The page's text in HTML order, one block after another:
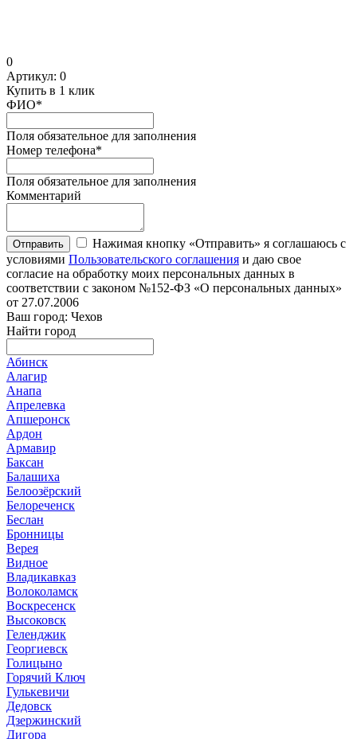
0
Артикул: 0
Купить в 1 клик
ФИО*
Поля обязательное для заполнения
Номер телефона*
Поля обязательное для заполнения
Комментарий
Отправить
Нажимая кнопку «Отправить» я соглашаюсь с
условиями Пользовательского соглашения и даю свое
согласие на обработку моих персональных данных в
соответствии с законом №152-ФЗ «О персональных данных»
от 27.07.2006
Ваш город: Чехов
Найти город
Абинск
Алагир
Анапа
Апрелевка
Апшеронск
Ардон
Армавир
Баксан
Балашиха
Белоозёрский
Белореченск
Беслан
Бронницы
Верея
Видное
Владикавказ
Волоколамск
Воскресенск
Высоковск
Геленджик
Георгиевск
Голицыно
Горячий Ключ
Гулькевичи
Дедовск
Дзержинский
Дигора